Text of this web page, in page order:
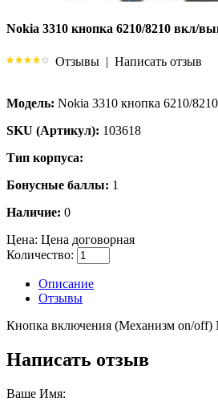
Nokia 3310 кнопка 6210/8210 вкл/
Отзывы | Написать отзыв
Модель: Nokia 3310 кнопка 6210/
SKU (Артикул): 103618
Тип корпуса:
Бонусные баллы: 1
Наличие: 0
Цена: Цена договорная
Количество:
Описание
Отзывы
Кнопка включения (Механизм on/off)
Написать отзыв
Ваше Имя: